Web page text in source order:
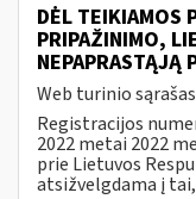
DĖL TEIKIAMOS
PRIPAŽINIMO,
NEPAPRASTĄJĄ
Web turinio sąrašas
Registracijos
2022 metai 2022
prie Lietuvos
atsižvelgdama į